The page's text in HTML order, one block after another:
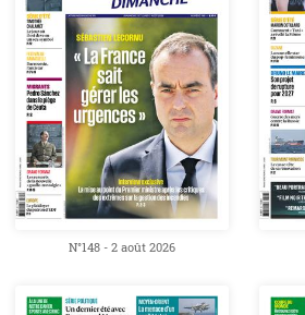
N°148 - 2 août 2026